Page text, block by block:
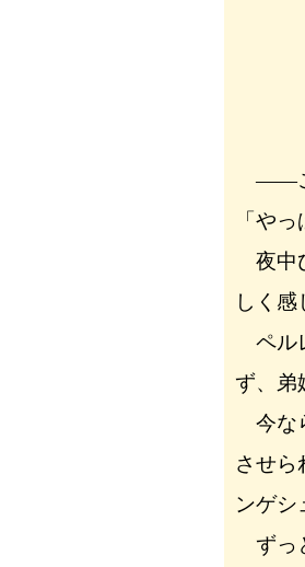
――こ
「や
夜中
しく感
ペル
ず、弟
今な
させら
ンゲシ
ずっ